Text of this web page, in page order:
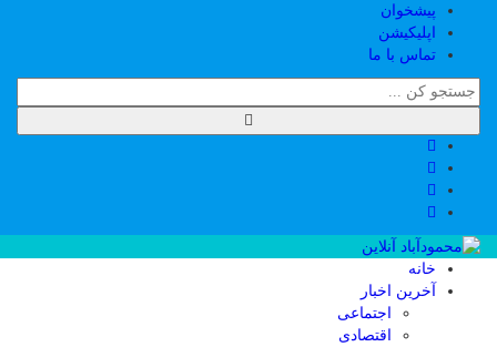
پیشخوان
اپلیکیشن
تماس با ما
خانه
آخرین اخبار
اجتماعی
اقتصادی